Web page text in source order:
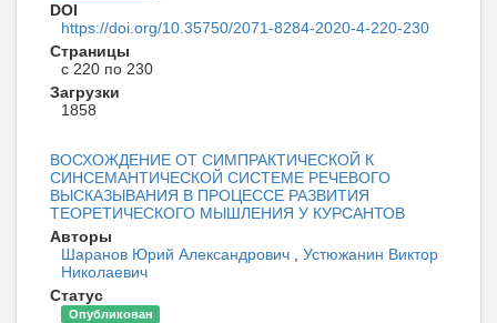
DOI
https://doi.org/10.35750/2071-8284-2020-4-220-230
Страницы
с 220 по 230
Загрузки
1858
ВОСХОЖДЕНИЕ ОТ СИМПРАКТИЧЕСКОЙ К
СИНСЕМАНТИЧЕСКОЙ СИСТЕМЕ РЕЧЕВОГО
ВЫСКАЗЫВАНИЯ В ПРОЦЕССЕ РАЗВИТИЯ
ТЕОРЕТИЧЕСКОГО МЫШЛЕНИЯ У КУРСАНТОВ
Авторы
Шаранов Юрий Александрович
Устюжанин Виктор
Николаевич
Статус
Опубликован